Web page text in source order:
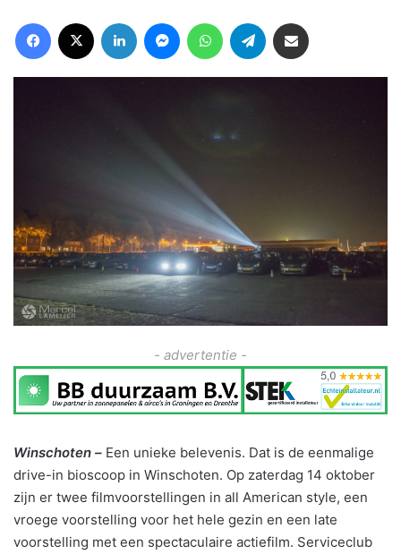
- advertentie -
Winschoten – Een unieke belevenis. Dat is de eenmalige
drive-in bioscoop in Winschoten. Op zaterdag 14 oktober
zijn er twee filmvoorstellingen in all American style, een
vroege voorstelling voor het hele gezin en een late
voorstelling met een spectaculaire actiefilm. Serviceclub